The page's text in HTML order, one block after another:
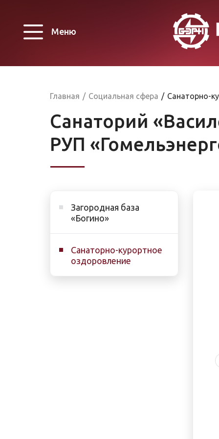
Меню
Главная / Социальная сфера / Санаторно-
Санаторий
РУП
Загородная база
«Богино»
Санаторно-курортное
оздоровление